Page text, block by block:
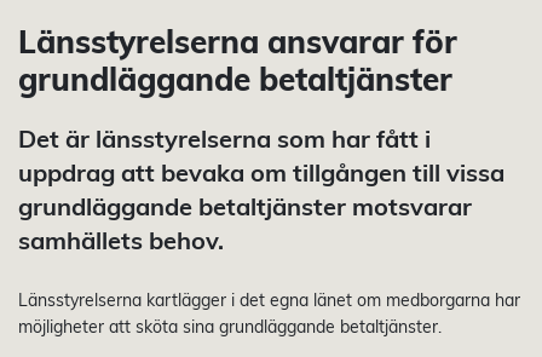
Länsstyrelserna ansvarar för
grundläggande betaltjänster
Det är länsstyrelserna som har fått i
uppdrag att bevaka om tillgången till vissa
grundläggande betaltjänster motsvarar
samhällets behov.
Länsstyrelserna kartlägger i det egna länet om medborgarna har
möjligheter att sköta sina grundläggande betaltjänster.